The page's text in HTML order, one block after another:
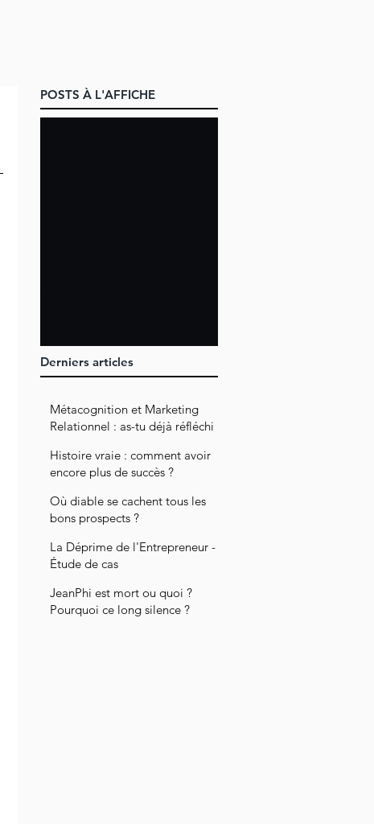
POSTS À L'AFFICHE
l : as-tu
déjà
pourquoi
tu penses
ce que tu
penses ?
Derniers articles
Métacognition et Marketing
Relationnel : as-tu déjà réfléchi
penses ?
Histoire vraie : comment avoir
encore plus de succès ?
Où diable se cachent tous les
bons prospects ?
La Déprime de l'Entrepreneur -
Étude de cas
JeanPhi est mort ou quoi ?
Pourquoi ce long silence ?